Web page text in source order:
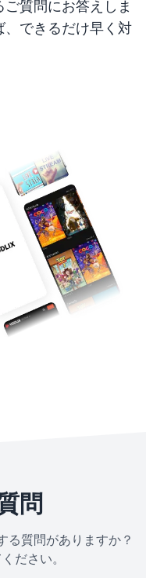
質問にお答えしま
できるだけ早く対
問
る質問がありますか？
ださい。